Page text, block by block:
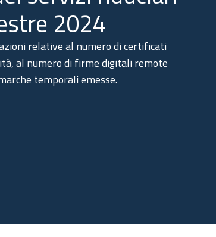
2024
relative al numero di certificati
al numero di firme digitali remote
temporali emesse.